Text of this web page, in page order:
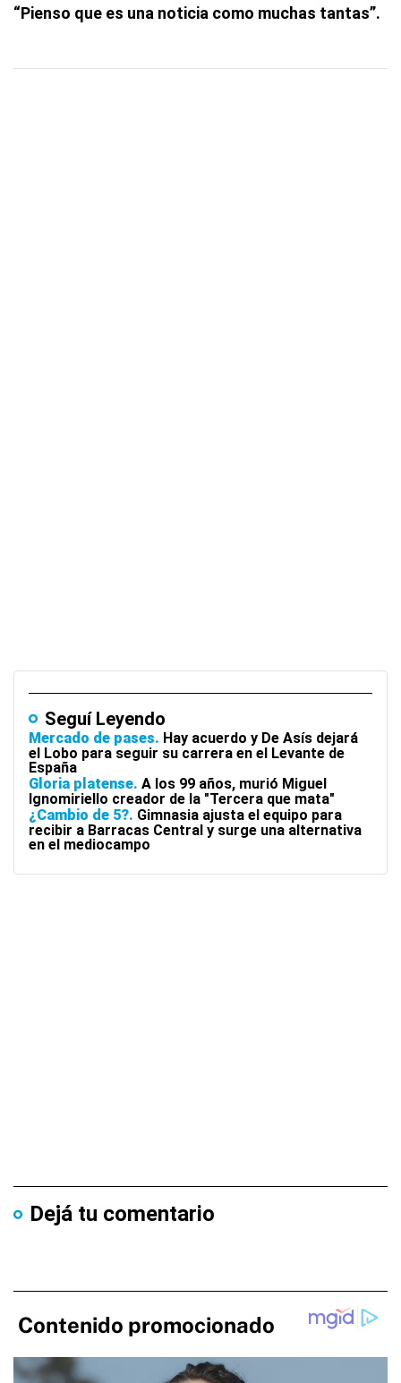
“Pienso que es una noticia como muchas tantas”.
Seguí Leyendo
Mercado de pases
Hay acuerdo y De Asís dejará
el Lobo para seguir su carrera en el Levante de
España
Gloria platense A los 99 años, murió Miguel
Ignomiriello creador de la "Tercera que mata"
¿Cambio de 5? Gimnasia ajusta el equipo para
recibir a Barracas Central y surge una alternativa
en el mediocampo
Dejá tu comentario